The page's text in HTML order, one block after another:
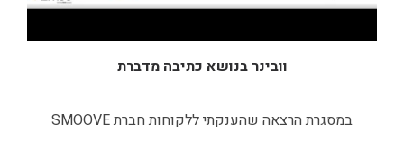
וובינר בנושא כתיבה מדברת
במסגרת הרצאה שהענקתי ללקוחות חברת SMOOVE